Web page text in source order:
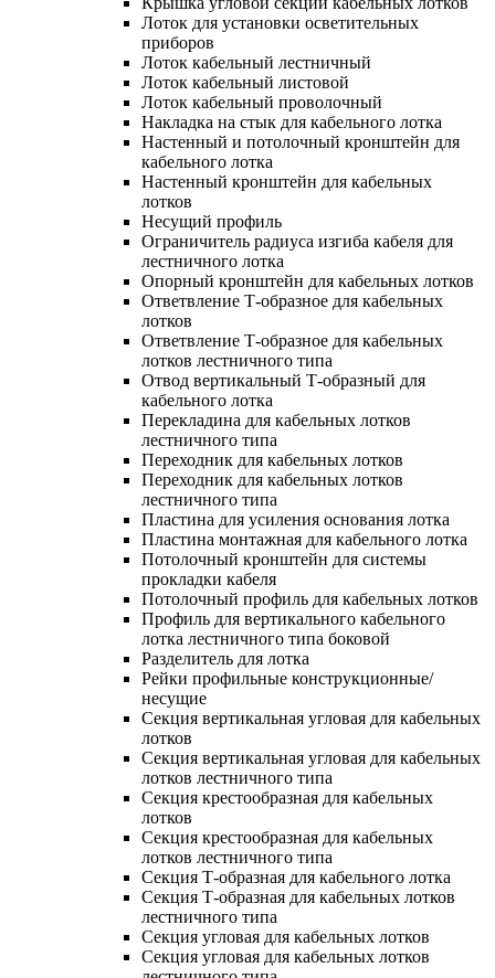
Лоток для установки осветительных
приборов
Лоток кабельный лестничный
Лоток кабельный листовой
Лоток кабельный проволочный
Накладка на стык для кабельного лотка
Настенный и потолочный кронштейн для
кабельного лотка
Настенный кронштейн для кабельных
лотков
Несущий профиль
Ограничитель радиуса изгиба кабеля для
лестничного лотка
Опорный кронштейн для кабельных лотков
Ответвление Т-образное для кабельных
лотков
Ответвление Т-образное для кабельных
лотков лестничного типа
Отвод вертикальный Т-образный для
кабельного лотка
Перекладина для кабельных лотков
лестничного типа
Переходник для кабельных лотков
Переходник для кабельных лотков
лестничного типа
Пластина для усиления основания лотка
Пластина монтажная для кабельного лотка
Потолочный кронштейн для системы
прокладки кабеля
Потолочный профиль для кабельных лотков
Профиль для вертикального кабельного
лотка лестничного типа боковой
Разделитель для лотка
Рейки профильные конструкционные/
несущие
Секция вертикальная угловая для кабельных
лотков
Секция вертикальная угловая для кабельных
лотков лестничного типа
Секция крестообразная для кабельных
лотков
Секция крестообразная для кабельных
лотков лестничного типа
Секция Т-образная для кабельного лотка
Секция Т-образная для кабельных лотков
лестничного типа
Секция угловая для кабельных лотков
Секция угловая для кабельных лотков